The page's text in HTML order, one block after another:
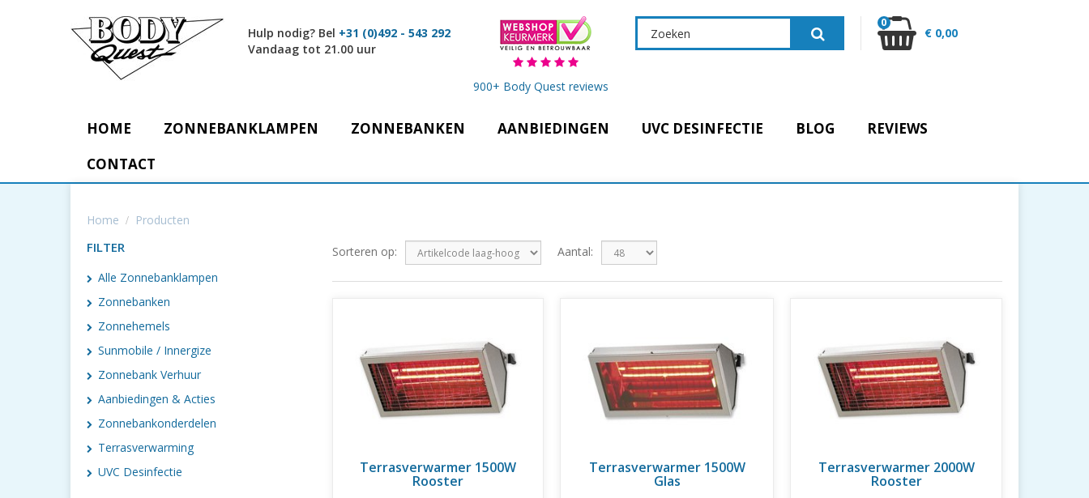
Hulp nodig? Bel +31 (0)492 - 543 292
Vandaag tot 21.00 uur
900+ Body Quest reviews
0
€ 0,00
HOME ZONNEBANKLAMPEN ZONNEBANKEN AANBIEDINGEN UVC DESINFECTIE BLOG
REVIEWS
CONTACT
Home Producten
FILTER
Alle Zonnebanklampen
Zonnebanken
Zonnehemels
Sunmobile / Innergize
Zonnebank Verhuur
Aanbiedingen & Acties
Zonnebankonderdelen
Terrasverwarming
UVC Desinfectie
Sorteren op: Aantal:
Terrasverwarmer 1500W
Rooster
Terrasverwarmer 1500W
Glas
Terrasverwarmer 2000W
Rooster